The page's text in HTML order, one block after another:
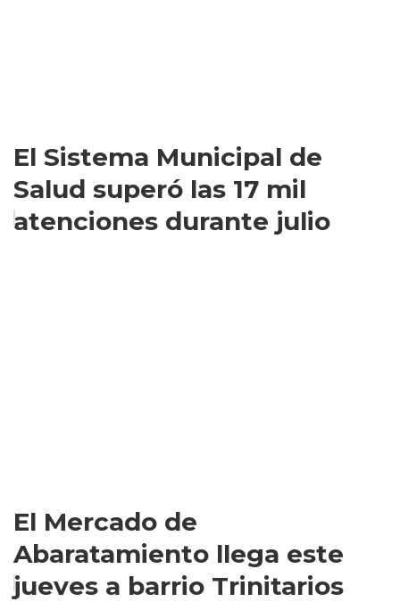
El Sistema Municipal de
Salud superó las 17 mil
atenciones durante julio
El Mercado de
Abaratamiento llega este
jueves a barrio Trinitarios